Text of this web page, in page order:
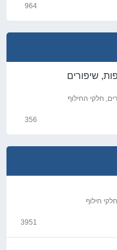
964
שיפורים
חלקי החילוף
356
חילוף
3951